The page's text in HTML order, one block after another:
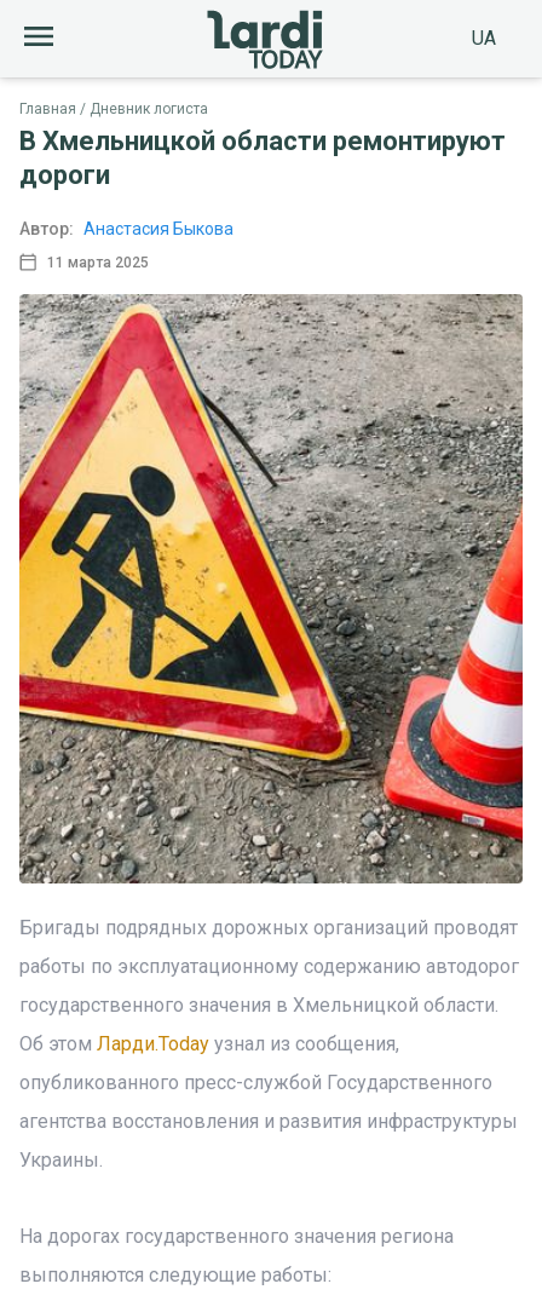
UA
Главная Дневник логиста
В Хмельницкой области ремонтируют
дороги
11 марта 2025
Автор: Анастасия Быкова
Бригады подрядных дорожных организаций проводят
работы по эксплуатационному содержанию автодорог
государственного значения в Хмельницкой области.
Об этом Ларди.Today узнал из сообщения,
опубликованного пресс-службой Государственного
агентства восстановления и развития инфраструктуры
Украины.
На дорогах государственного значения региона
выполняются следующие работы: